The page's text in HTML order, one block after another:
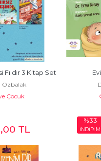
Fıldır 3 Kitap Set
Özbalak
Çocuk
,00 TL
%33
İNDİRİM